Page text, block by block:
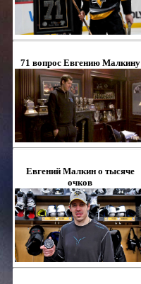
71 вопрос Евгению Малкину
Евгений Малкин о тысяче
очков